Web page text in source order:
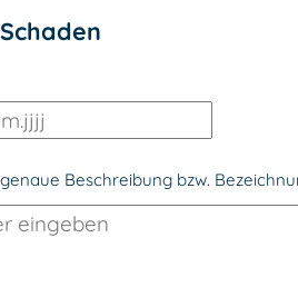
Beschreibung bzw.